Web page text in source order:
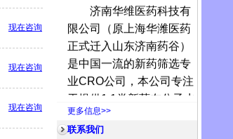
济南华维医药科技有
限公司（原上海华潍医药
正式迁入山东济南药谷）
是中国一流的新药筛选专
业CRO公司，本公司专注
于提供 1.1 类新药在分子水
平、细胞水平、动物水平
上的药效学筛选服务。
更多信息>>
联系我们
现在咨询
现在咨询
现在咨询